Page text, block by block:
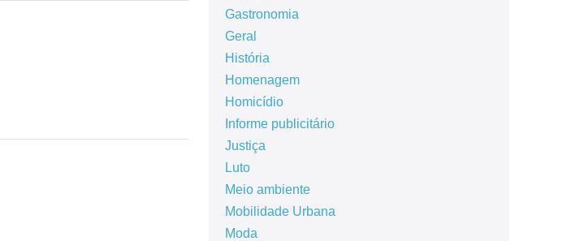
Gastronomia
Geral
História
Homenagem
Homicídio
Informe publicitário
Justiça
Luto
Meio ambiente
Mobilidade Urbana
Moda